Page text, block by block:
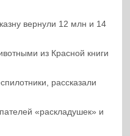
вернули 12 млн и 14
из Красной книги
рассказали
«раскладушек» и